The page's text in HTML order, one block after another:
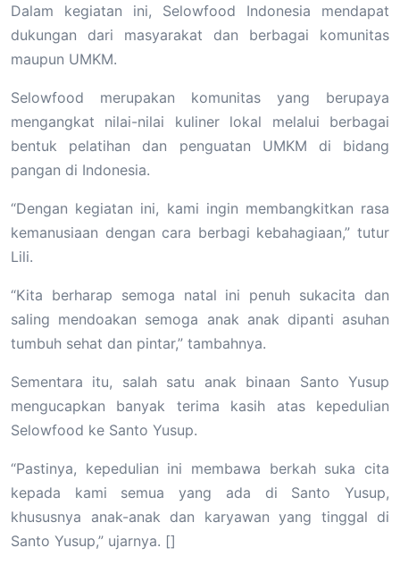
Dalam kegiatan ini, Selowfood Indonesia mendapat
dukungan dari masyarakat dan berbagai komunitas
maupun UMKM.
Selowfood merupakan komunitas yang berupaya
mengangkat nilai-nilai kuliner lokal melalui berbagai
bentuk pelatihan dan penguatan UMKM di bidang
pangan di Indonesia.
“Dengan kegiatan ini, kami ingin membangkitkan rasa
kemanusiaan dengan cara berbagi kebahagiaan,” tutur
Lili.
“Kita berharap semoga natal ini penuh sukacita dan
saling mendoakan semoga anak anak dipanti asuhan
tumbuh sehat dan pintar,” tambahnya.
Sementara itu, salah satu anak binaan Santo Yusup
mengucapkan banyak terima kasih atas kepedulian
Selowfood ke Santo Yusup.
“Pastinya, kepedulian ini membawa berkah suka cita
kepada kami semua yang ada di Santo Yusup,
khususnya anak-anak dan karyawan yang tinggal di
Santo Yusup,” ujarnya. []